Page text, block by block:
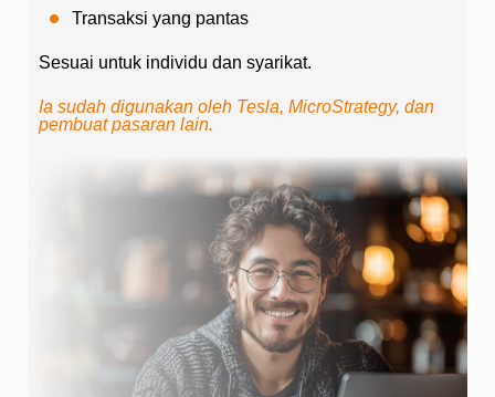
Transaksi yang pantas
Sesuai untuk individu dan syarikat.
Ia sudah digunakan oleh Tesla, MicroStrategy, dan
pembuat pasaran lain.